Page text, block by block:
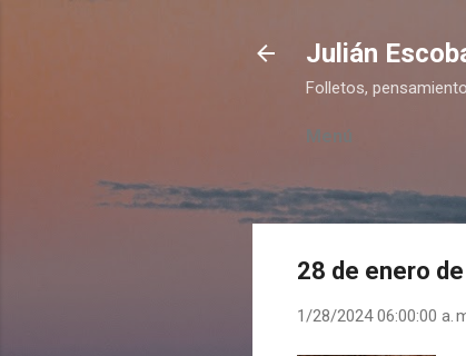
Julián
Folletos,
Menú
28 de enero
1/28/2024 06:00:00 a.